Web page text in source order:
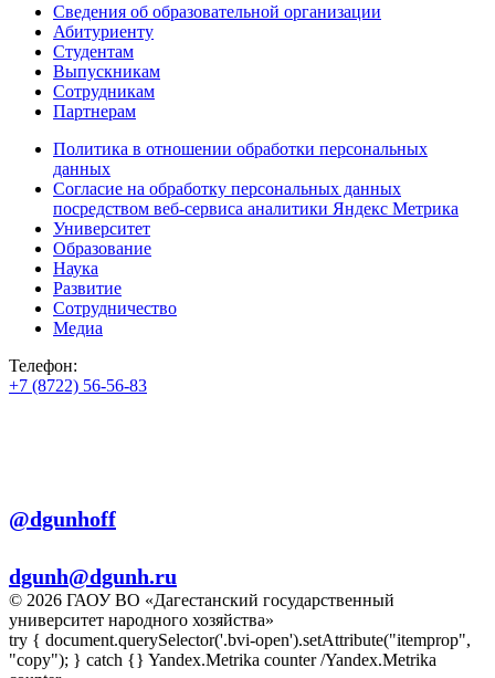
Сведения об образовательной организации
Абитуриенту
Студентам
Выпускникам
Сотрудникам
Партнерам
Политика в отношении обработки персональных
данных
Согласие на обработку персональных данных
посредством веб-сервиса аналитики Яндекс Метрика
Университет
Образование
Наука
Развитие
Сотрудничество
Медиа
Телефон:
+7 (8722) 56-56-83
@dgunhoff
dgunh@dgunh.ru
© 2026 ГАОУ ВО «Дагестанский государственный
университет народного хозяйства»
try { document.querySelector('.bvi-open').setAttribute("itemprop",
"copy"); } catch {} Yandex.Metrika counter/Yandex.Metrika